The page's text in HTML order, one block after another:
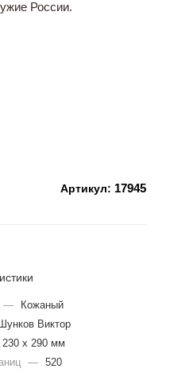
Артикул: 17945
—
Кожаный
Шунков Виктор
230 х 290 мм
— 520